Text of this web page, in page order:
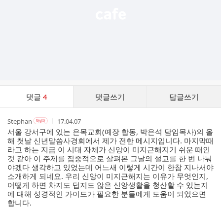
댓글 4 댓글쓰기 답글쓰기
작
성
자
Stephan 작
성
자
본
인
여
부
작
자
작
성
시
간
17.04.07
서울 강서구에 있는 은목교회(예장 합동, 박은석 담임목사)의 올
해 첫날 신년말씀사경회에서 제가 전한 메시지입니다. 마지막때
라고 하는 지금 이 시대 자체가 신앙이 미지근해지기 쉬운 때인
것 같아 이 주제를 집중적으로 살펴본 그날의 설교를 한 번 나눠
야겠다 생각하고 있었는데 어느새 이렇게 시간이 한참 지나서야
소개하게 되네요. 우리 신앙이 미지근해지는 이유가 무엇인지,
어떻게 하면 차지도 덥지도 않은 신앙생활을 청산할 수 있는지
에 대해 성경적인 가이드가 필요한 분들에게 도움이 되었으면
합니다.